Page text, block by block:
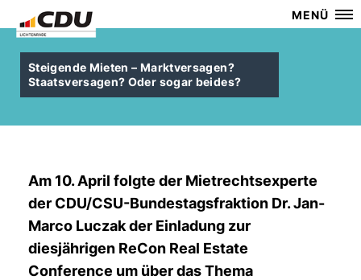
MENÜ
Steigende Mieten – Marktversagen?
Staatsversagen? Oder sogar beides?
Am 10. April folgte der Mietrechtsexperte
der CDU/CSU-Bundestagsfraktion Dr. Jan-
Marco Luczakder Einladung zur
diesjährigen ReCon Real Estate
Conference um über das Thema